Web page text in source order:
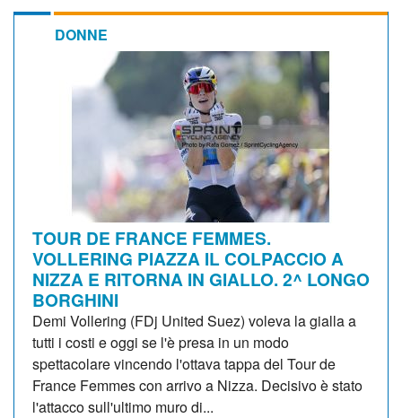
DONNE
TOUR DE FRANCE FEMMES.
VOLLERING PIAZZA IL COLPACCIO A
NIZZA E RITORNA IN GIALLO. 2^ LONGO
BORGHINI
Demi Vollering (FDj United Suez) voleva la gialla a
tutti i costi e oggi se l'è presa in un modo
spettacolare vincendo l'ottava tappa del Tour de
France Femmes con arrivo a Nizza. Decisivo è stato
l'attacco sull'ultimo muro di...